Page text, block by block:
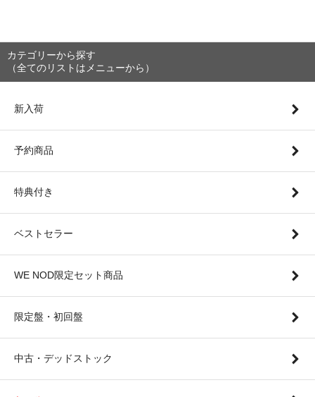
カテゴリーから探す
（全てのリストはメニューから）
新入荷
予約商品
特典付き
ベストセラー
WE NOD限定セット商品
限定盤・初回盤
中古・デッドストック